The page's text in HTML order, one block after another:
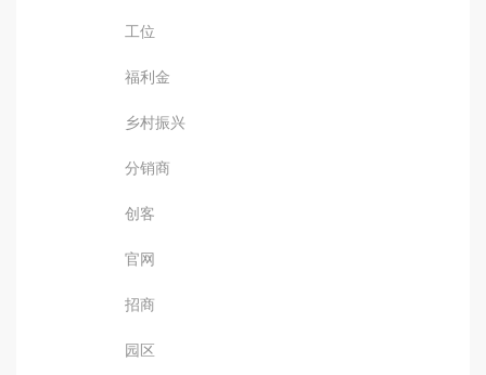
工位
福利金
乡村振兴
分销商
创客
官网
招商
园区